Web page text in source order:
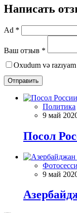
Написать
Ad *
Ваш отзыв *
Oxudum və razıyam
Отправить
Политика
9 май
Посол
9 май